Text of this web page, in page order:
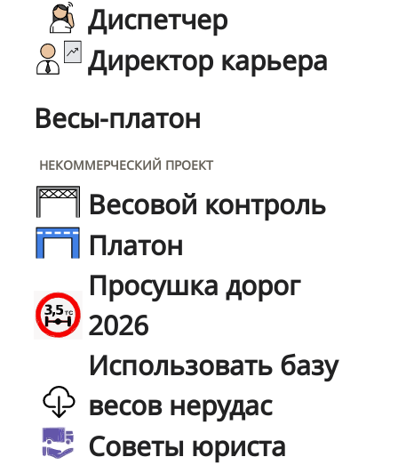
Диспетчер
Директор карьера
Весы-платон
НЕКОММЕРЧЕСКИЙ ПРОЕКТ
Весовой контроль
Платон
Просушка дорог
2026
Использовать базу
весов нерудас
Советы юриста